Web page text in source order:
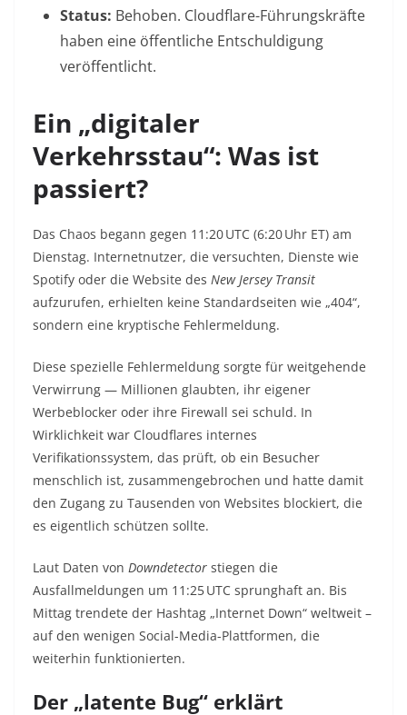
Status: Behoben. Cloudflare-Führungskräfte
haben eine öffentliche Entschuldigung
veröffentlicht.
Ein „digitaler
Verkehrsstau“: Was ist
passiert?
Das Chaos begann gegen 11:20 UTC (6:20 Uhr ET) am
Dienstag. Internetnutzer, die versuchten, Dienste wie
Spotify oder die Website des New Jersey Transit
aufzurufen, erhielten keine Standardseiten wie „404“,
sondern eine kryptische Fehlermeldung.
Diese spezielle Fehlermeldung sorgte für weitgehende
Verwirrung — Millionen glaubten, ihr eigener
Werbeblocker oder ihre Firewall sei schuld. In
Wirklichkeit war Cloudflares internes
Verifikationssystem, das prüft, ob ein Besucher
menschlich ist, zusammengebrochen und hatte damit
den Zugang zu Tausenden von Websites blockiert, die
es eigentlich schützen sollte.
Laut Daten von Downdetector stiegen die
Ausfallmeldungen um 11:25 UTC sprunghaft an. Bis
Mittag trendete der Hashtag „Internet Down“ weltweit –
auf den wenigen Social-Media-Plattformen, die
weiterhin funktionierten.
Der „latente Bug“ erklärt